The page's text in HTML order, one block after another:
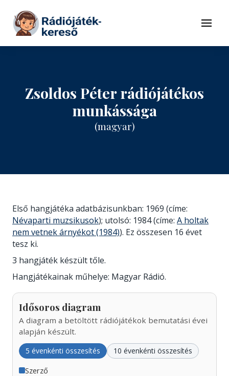
Tovább a tartalomhoz
Menü
Zsoldos Péter rádiójátékos
munkássága
(magyar)
Első hangjátéka adatbázisunkban: 1969 (címe:
Névaparti muzsikusok); utolsó: 1984 (címe: A holtak
nem vetnek árnyékot (1984)). Ez összesen 16 évet
tesz ki.
3 hangjáték készült tőle.
Hangjátékainak műhelye: Magyar Rádió.
Idősoros diagram
A diagram a betöltött rádiójátékok bemutatási évei
alapján készült.
5 évenkénti összesítés 10 évenkénti összesítés
Szerző